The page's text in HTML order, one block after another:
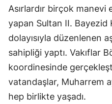
Asırlardır birçok
yapan Sultan II. Bayezid
dolayısıyla düzenlenen
sahipliği yaptı. Vakıflar
koordinesinde
vatandaşlar, Muharrem
hep birlikte yaşadı.